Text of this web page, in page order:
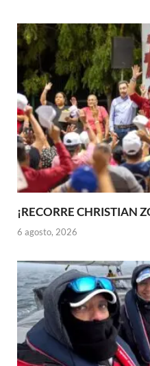
¡RECORRE CHRISTIAN
6 agosto, 2026